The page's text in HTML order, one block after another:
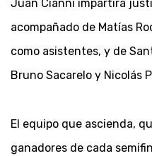
Juan Cianni impartirá
acompañado de Matías
como asistentes, y de
Bruno Sacarelo y Nicolás
El equipo que ascienda,
ganadores de cada